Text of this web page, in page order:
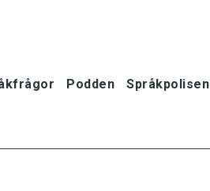
Podden Språkpolisen